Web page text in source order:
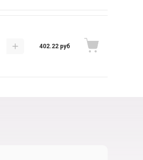
402.22 руб